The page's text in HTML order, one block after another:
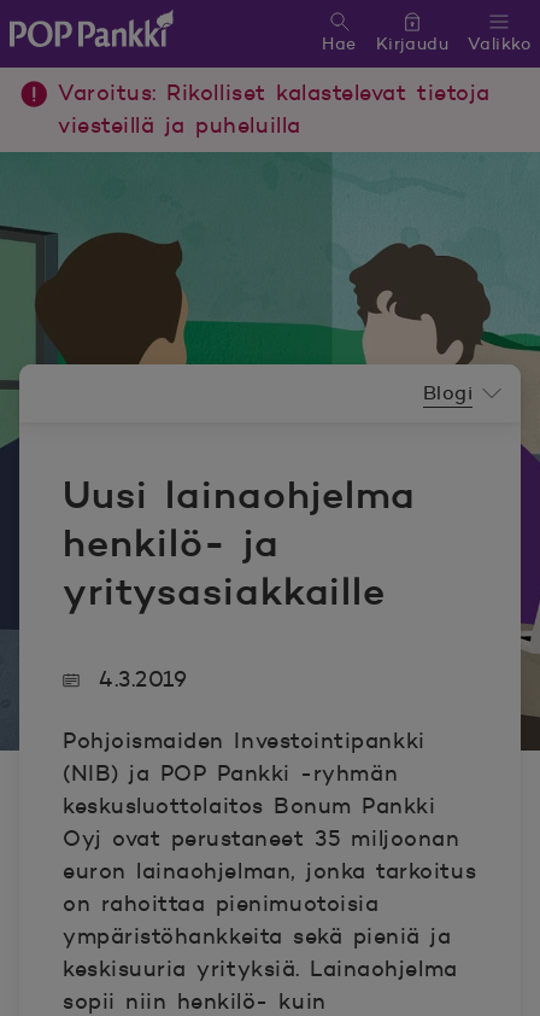
POP Pankki, etusivulle
Valikko
Hae Kirjaudu
Varoitus: Rikolliset kalastelevat tietoja
viesteillä ja puheluilla
Uusi lainaohjelma
henkilö- ja
yritysasiakkaille
Blogi
4.3.2019
Pohjoismaiden Investointipankki
(NIB) ja POP Pankki -ryhmän
keskusluottolaitos Bonum Pankki
Oyj ovat perustaneet 35 miljoonan
euron lainaohjelman, jonka tarkoitus
on rahoittaa pienimuotoisia
ympäristöhankkeita sekä pieniä ja
keskisuuria yrityksiä. Lainaohjelma
sopii niin henkilö- kuin